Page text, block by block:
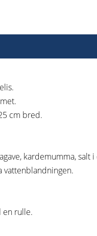
cm bred.
kardemumma, salt i
vattenblandningen.
en rulle.